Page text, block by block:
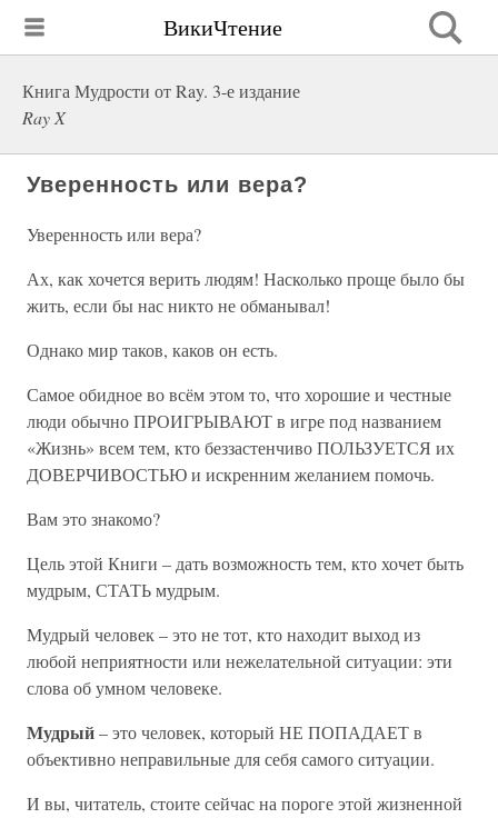
ВикиЧтение
Книга Мудрости от Ray. 3-е издание
Ray X
Уверенность или вера?
Уверенность или вера?
Ах, как хочется верить людям! Насколько проще было бы
жить, если бы нас никто не обманывал!
Однако мир таков, каков он есть.
Самое обидное во всём этом то, что хорошие и честные
люди обычно ПРОИГРЫВАЮТ в игре под названием
«Жизнь» всем тем, кто беззастенчиво ПОЛЬЗУЕТСЯ их
ДОВЕРЧИВОСТЬЮ и искренним желанием помочь.
Вам это знакомо?
Цель этой Книги – дать возможность тем, кто хочет быть
мудрым, СТАТЬ мудрым.
Мудрый человек – это не тот, кто находит выход из
любой неприятности или нежелательной ситуации: эти
слова об умном человеке.
Мудрый– это человек, который НЕ ПОПАДАЕТ в
объективно неправильные для себя самого ситуации.
И вы, читатель, стоите сейчас на пороге этой жизненной